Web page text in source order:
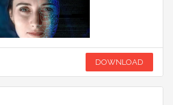
DOWNLOAD